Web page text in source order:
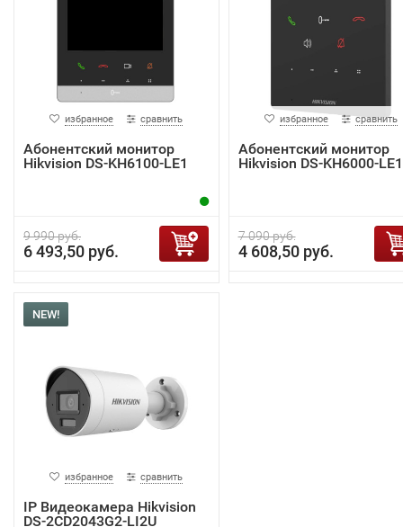
избранное сравнить
Абонентский монитор
Hikvision DS-KH6100-LE1
9 990 руб.
6 493,50 руб.
избранное сравнить
Абонентский монитор
Hikvision DS-KH6000-LE1
7 090 руб.
4 608,50 руб.
NEW!
избранное сравнить
IP Видеокамера Hikvision
DS-2CD2043G2-LI2U